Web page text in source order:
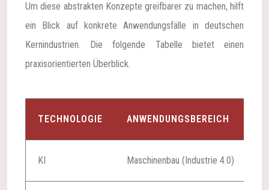
Um diese abstrakten Konzepte greifbarer zu machen, hilft
ein Blick auf konkrete Anwendungsfälle in deutschen
Kernindustrien. Die folgende Tabelle bietet einen
praxisorientierten Überblick.
TECHNOLOGIE ANWENDUNGSBEREICH
KI Maschinenbau (Industrie 4.0)